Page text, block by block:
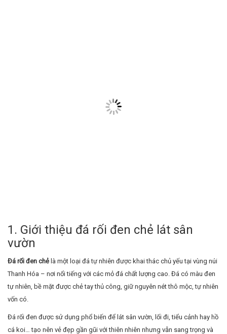
1. Giới thiệu đá rối đen chẻ lát sân
vườn
Đá rối đen chẻ là một loại đá tự nhiên được khai thác chủ yếu tại vùng núi
Thanh Hóa – nơi nổi tiếng với các mỏ đá chất lượng cao. Đá có màu đen
tự nhiên, bề mặt được chẻ tay thủ công, giữ nguyên nét thô mộc, tự nhiên
vốn có.
Đá rối đen được sử dụng phổ biến để lát sân vườn, lối đi, tiểu cảnh hay hồ
cá koi… tạo nên vẻ đẹp gần gũi với thiên nhiên nhưng vẫn sang trọng và